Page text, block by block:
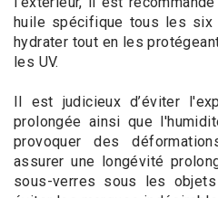
huile spécifique tous les
hydrater tout en les
les UV.
Il est judicieux d’éviter
prolongée ainsi que
provoquer des
assurer une longévité
sous-verres sous les